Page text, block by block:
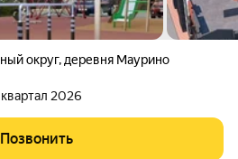
округ, деревня Маурино
квартал 2026
Позвонить